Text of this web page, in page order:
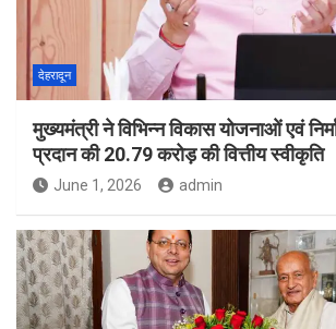
देहरादून
मुख्यमंत्री ने विभिन्न विकास योजनाओं एवं
प्रदान की 20.79 करोड़ की वित्तीय स्वीकृति
June 1, 2026 admin